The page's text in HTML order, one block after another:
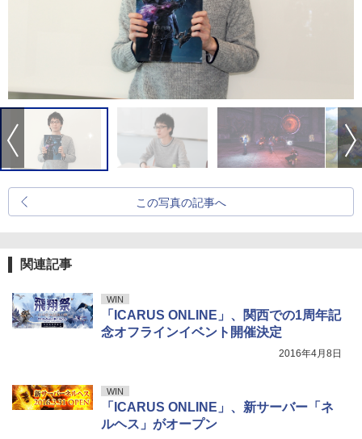
この写真の記事へ
関連記事
WIN
「ICARUS ONLINE」、関西での1周年記
念オフラインイベント開催決定
2016年4月8日
WIN
「ICARUS ONLINE」、新サーバー「ネ
ルヘス」がオープン